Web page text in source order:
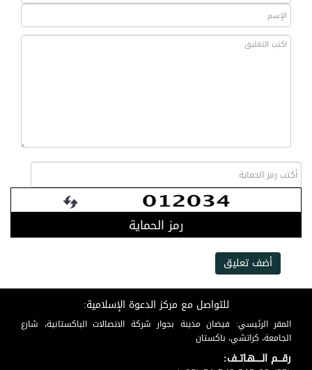
رمز الحماية
أضف تعليق
للتواصل مع مركز الدعوة الإسلامية:
المقر الرئيسي: فيضان مدينة بجوار شركة الاتصالات الباكستانية، شارع
الجامعة، كراتشي، باكستان
رقـــم الـــــهـاتــف: